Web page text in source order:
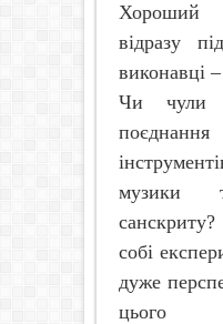
Хороший
відразу
виконавці
Чи чули
музики
собі
дуже
цього